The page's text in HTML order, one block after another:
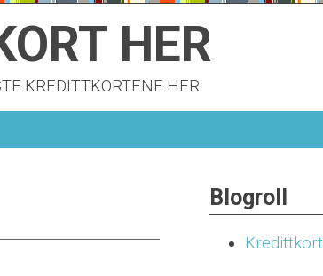
HER
KREDITTKORTENE HER.
Blogroll
Kredittkort